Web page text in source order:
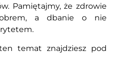
Pamiętajmy, że zdrowie
a dbanie o nie
temat znajdziesz pod